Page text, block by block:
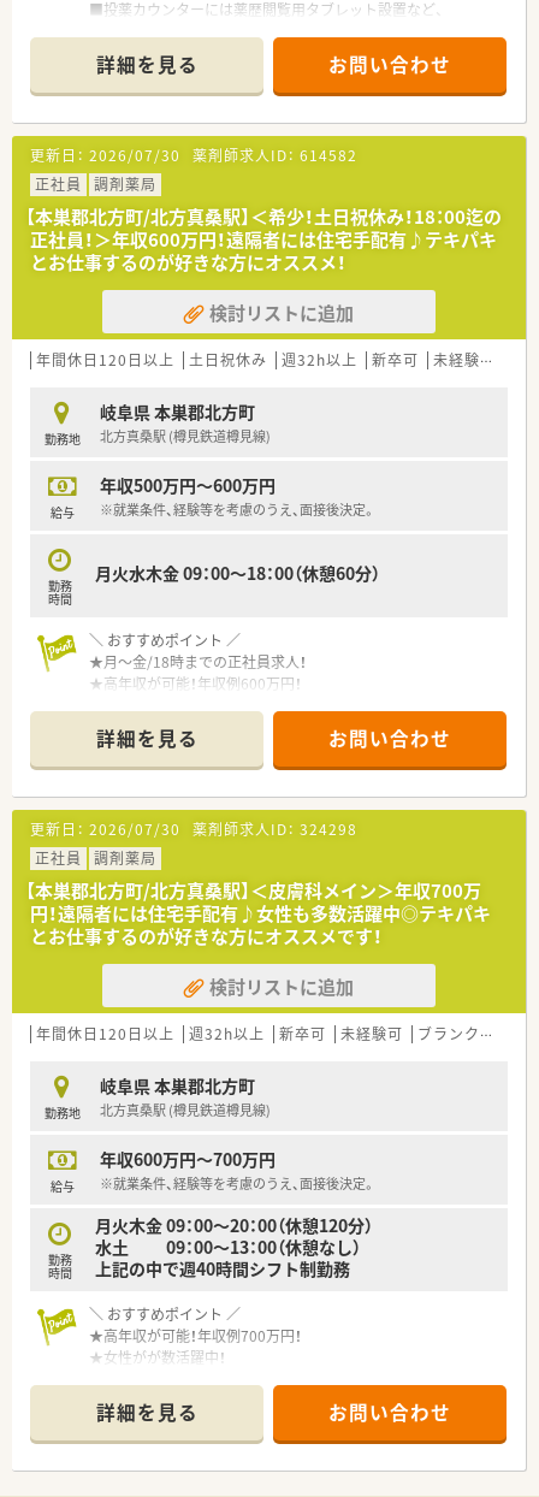
■投薬カウンターには薬歴閲覧用タブレット設置など、
■過誤率はひと月あたり、なんと「0.02%」程度！
過誤が発生しにくい環境を証明しています！
＼ 自己研鑽をサポート ／
■教育制度にも注力！
研修制度、e-ラーニング・マニュアルなどが充実しており、
講習や学会への補助制度あり♪
＼ 働き方について ／
■年1回、1週間程度の連続休暇が取得可能！
■OTC薬販売の際に処方箋を持ってきていただくよう声をかけ、
薬剤師さん自身が調剤業務により専念できるよう、働きかけて
■勤務時間・給与を3/4にし、
正社員として勤務できる「スリークオーター社員」という制度
子育てをしている方も多数活躍中！
＼ こんな会社です ／
■東海以外にも多数店舗展開している、東証プライム上場の企業
です。
詳細を見る お問い合わせ
更新日： 2026/07/30 薬剤師求人ID： 614582
正社員
調剤薬局
【本巣郡北方町/北方真桑駅】＜希少！土日祝休み！18：00迄の
正社員！＞年収600万円！遠隔者には住宅手配有♪テキパキ
とお仕事するのが好きな方にオススメ！
検討リストに追加
年間休日120日以上 土日祝休み 週32h以上 新卒可 未経験可
勤務地
岐阜県 本巣郡北方町
北方真桑駅 (樽見鉄道樽見線)
給与
年収500万円～600万円
※就業条件、経験等を考慮のうえ、面接後決定。
勤務
時間
月火水木金 09：00～18：00（休憩60分）
＼ おすすめポイント ／
★月～金/18時までの正社員求人！
★高年収が可能！年収例600万円！
＼ 働く環境について ／
■18:00までの勤務で、原則残業はございません。
■メインの科目は皮膚科。
200枚/日以上を対応することも多く、
てきぱきと枚数をこなすのがお得意な方にもオススメです！
■遠隔者には住宅の手配もいたします。
遠方からの応募も歓迎！
■最寄りの駅は北方真桑駅 (樽見鉄道樽見線)ですが、
車通勤が便利な立地です。
＼ こんな会社です ／
■三重県・岐阜県に調剤薬局7店舗を展開中！
■代表も薬剤師で、現場目線を持ちながら店舗運営を行っていま
す。
患者様のご家族各世代から処方箋を応需する地域密着型の薬
局です。
■今後も店舗拡大を計画中！勢いある企業です。
も行っております。
詳細を見る お問い合わせ
更新日： 2026/07/30 薬剤師求人ID： 324298
正社員
調剤薬局
【本巣郡北方町/北方真桑駅】＜皮膚科メイン＞年収700万
円！遠隔者には住宅手配有♪女性も多数活躍中◎テキパキ
とお仕事するのが好きな方にオススメです！
検討リストに追加
年間休日120日以上 週32h以上 新卒可 未経験可 ブランク可
勤務地
岐阜県 本巣郡北方町
北方真桑駅 (樽見鉄道樽見線)
給与
年収600万円～700万円
※就業条件、経験等を考慮のうえ、面接後決定。
勤務
時間
月火木金 09：00～20：00（休憩120分）
水土 09：00～13：00（休憩なし）
上記の中で週40時間シフト制勤務
＼ おすすめポイント ／
★高年収が可能！年収例700万円！
★女性がが数活躍中！
＼ 働く環境について ／
■19:00までの勤務など、勤務条件のご相談が可能です。
■メインの科目は皮膚科。
詳細を見る お問い合わせ